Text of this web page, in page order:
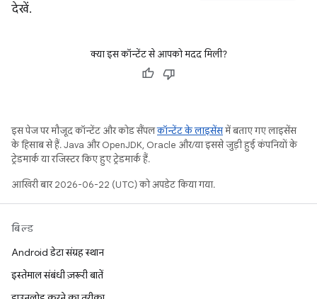
देखें.
क्या इस कॉन्टेंट से आपको मदद मिली?
इस पेज पर मौजूद कॉन्टेंट और कोड सैंपलकॉन्टेंट के लाइसेंसमें बताए गए लाइसेंस
के हिसाब से हैं. Java और OpenJDK, Oracle और/या इससे जुड़ी हुई कंपनियों के
ट्रेडमार्क या रजिस्टर किए हुए ट्रेडमार्क हैं.
आखिरी बार 2026-06-22 (UTC) को अपडेट किया गया.
बिल्ड
Android डेटा संग्रह स्थान
इस्तेमाल संबंधी ज़रूरी बातें